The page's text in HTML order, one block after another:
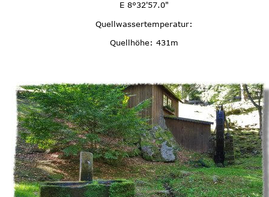
E 8°32'57.0"
Quellwassertemperatur:
Quellhöhe: 431m